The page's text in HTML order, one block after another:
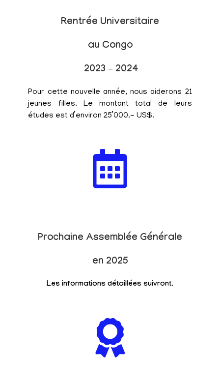
Rentrée Universitaire
au Congo
2023 – 2024
Pour cette nouvelle année, nous aiderons 21
jeunes filles. Le montant total de leurs
études est d’environ 25’000.- US$.
Prochaine Assemblée Générale
en 2025
Les informations détaillées suivront.